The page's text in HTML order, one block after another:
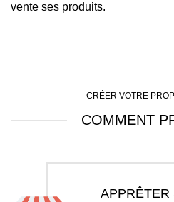
vente ses produits.
CRÉER VOTRE
COMMENT
APPRÊTER